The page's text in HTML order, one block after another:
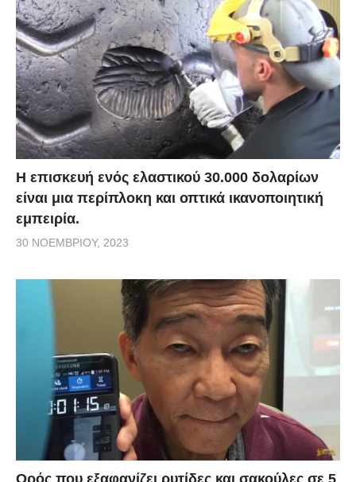
Η επισκευή ενός ελαστικού 30.000 δολαρίων
είναι μια περίπλοκη και οπτικά ικανοποιητική
εμπειρία.
30 ΝΟΕΜΒΡΊΟΥ, 2023